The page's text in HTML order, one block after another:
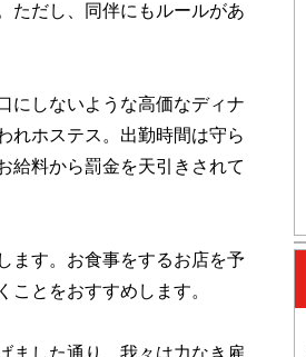
ただし、同伴にもルールがあ
にしないような高価なディナ
れホステス。出勤時間は守ら
給料から罰金を天引きされて
ます。お食事をするお店を予
とをおすすめします。
ました通り、我々は力なき雇